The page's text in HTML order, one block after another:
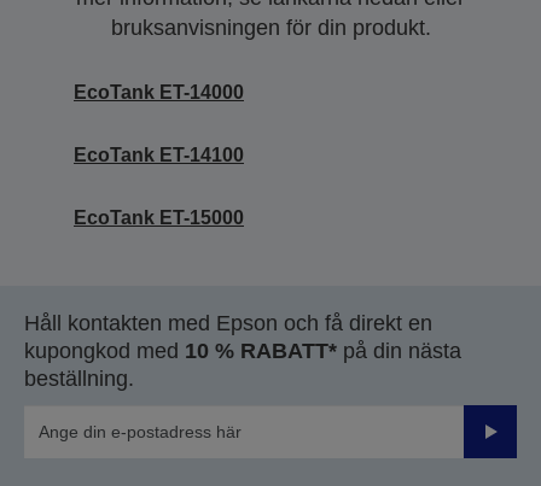
bruksanvisningen för din produkt.
EcoTank ET-14000
EcoTank ET-14100
EcoTank ET-15000
Håll kontakten med Epson och få direkt en
kupongkod med 10 % RABATT* på din nästa
beställning.
Skicka